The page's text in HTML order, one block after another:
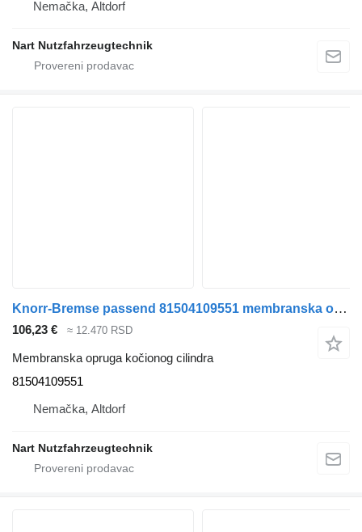
Nemačka, Altdorf
Nart Nutzfahrzeugtechnik
Knorr-Bremse passend 81504109551 membranska opruga kočionog cilindra za MAN TGA TGS TGX tegljača
106,23 € ≈ 12.470 RSD
Membranska opruga kočionog cilindra
81504109551
Nemačka, Altdorf
Nart Nutzfahrzeugtechnik